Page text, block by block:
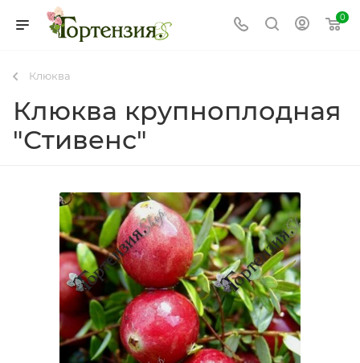
0
Клюква
Клюква крупноплодная
"Стивенс"